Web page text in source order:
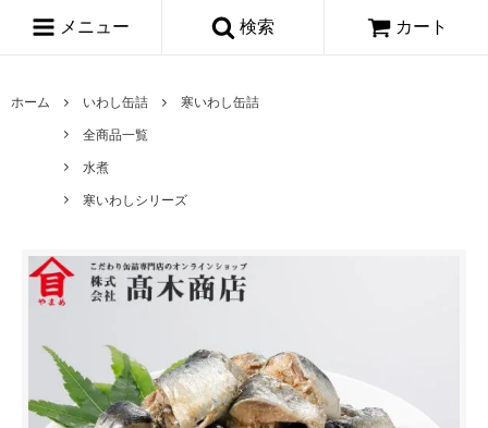
メニュー 検索 カート
ホーム いわし缶詰 寒いわし缶詰
全商品一覧
水煮
寒いわしシリーズ